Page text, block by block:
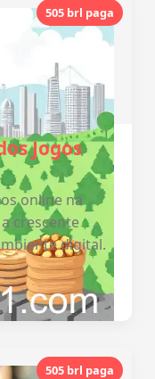
505 brl paga
Jogos
online na
crescente
digital.
505 brl paga